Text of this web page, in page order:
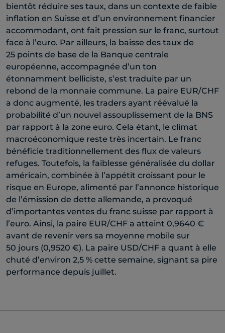
bientôt réduire ses taux, dans un contexte de faible
inflation en Suisse et d’un environnement financier
accommodant, ont fait pression sur le franc, surtout
face à l’euro. Par ailleurs, la baisse des taux de
25 points de base de la Banque centrale
européenne, accompagnée d’un ton
étonnamment belliciste, s’est traduite par un
rebond de la monnaie commune. La paire EUR/CHF
a donc augmenté, les traders ayant réévalué la
probabilité d’un nouvel assouplissement de la BNS
par rapport à la zone euro. Cela étant, le climat
macroéconomique reste très incertain. Le franc
bénéficie traditionnellement des flux de valeurs
refuges. Toutefois, la faiblesse généralisée du dollar
américain, combinée à l’appétit croissant pour le
risque en Europe, alimenté par l’annonce historique
de l’émission de dette allemande, a provoqué
d’importantes ventes du franc suisse par rapport à
l’euro. Ainsi, la paire EUR/CHF a atteint 0,9640 €
avant de revenir vers sa moyenne mobile sur
50 jours (0,9520 €). La paire USD/CHF a quant à elle
chuté d’environ 2,5 % cette semaine, signant sa pire
performance depuis juillet.